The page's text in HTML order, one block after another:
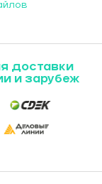
доставки
и зарубеж